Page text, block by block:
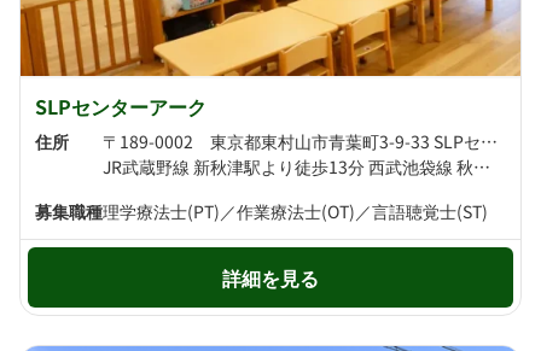
SLPセンターアーク
住所
〒189-0002 東京都東村山市青葉町3-9-33 SLPセンターアーク
JR武蔵野線 新秋津駅より徒歩13分 西武池袋線 秋津駅より徒歩13分
募集職種理学療法士(PT)／作業療法士(OT)／言語聴覚士(ST)
詳細を見る